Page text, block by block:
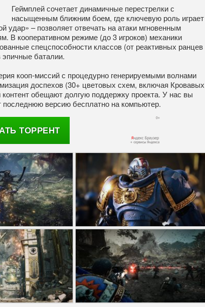
Геймплей сочетает динамичные перестрелки с
насыщенным ближним боем, где ключевую роль играет
удар» – позволяет отвечать на атаки мгновенным
В кооперативном режиме (до 3 игроков) механики
спецспособности классов (от реактивных ранцев
баталии.
кооп-миссий с процедурно генерируемыми волнами
доспехов (30+ цветовых схем, включая Кровавых
обещают долгую поддержку проекта. У нас вы
последнюю версию бесплатно на компьютер.
ТОРРЕНТ